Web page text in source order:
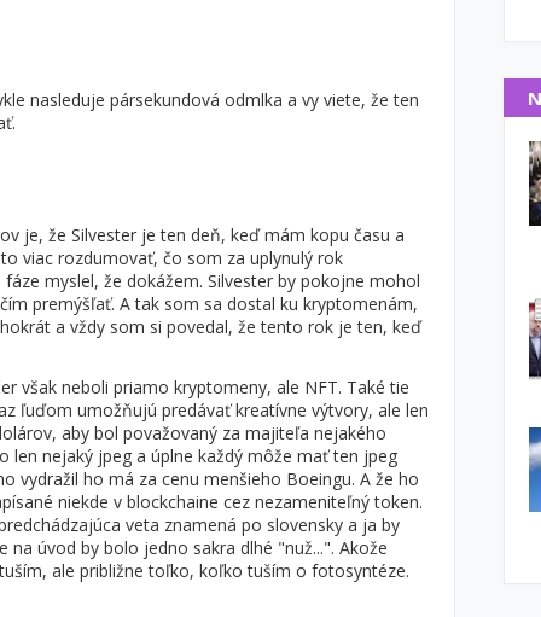
nasleduje pársekundová odmlka a vy viete, že ten
je, že Silvester je ten deň, keď mám kopu času a
viac rozdumovať, čo som za uplynulý rok
myslel, že dokážem. Silvester by pokojne mohol
premýšľať. A tak som sa dostal ku kryptomenám,
a vždy som si povedal, že tento rok je ten, keď
však neboli priamo kryptomeny, ale NFT. Také tie
ľuďom umožňujú predávať kreatívne výtvory, ale len
aby bol považovaný za majiteľa nejakého
len nejaký jpeg a úplne každý môže mať ten jpeg
vydražil ho má za cenu menšieho Boeingu. A že ho
niekde v blockchaine cez nezameniteľný token.
veta znamená po slovensky a ja by
úvod by bolo jedno sakra dlhé "nuž...". Akože
ale približne toľko, koľko tuším o fotosyntéze.